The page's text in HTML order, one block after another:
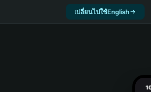
เปลี่ยนไปใช้English